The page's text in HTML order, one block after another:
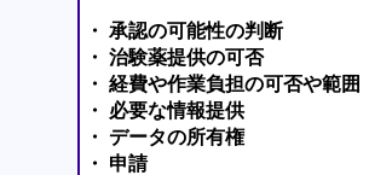
・ 承認の可能性の判断
・ 治験薬提供の可否
・ 経費や作業負担の可否や範囲
・ 必要な情報提供
・ データの所有権
・ 申請